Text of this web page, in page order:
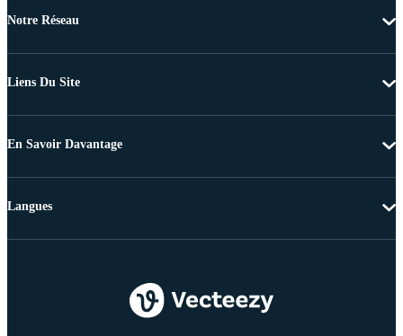
Notre Réseau
Liens Du Site
En Savoir Davantage
Langues